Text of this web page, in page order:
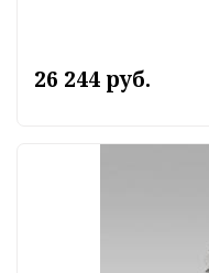
26 244 руб.